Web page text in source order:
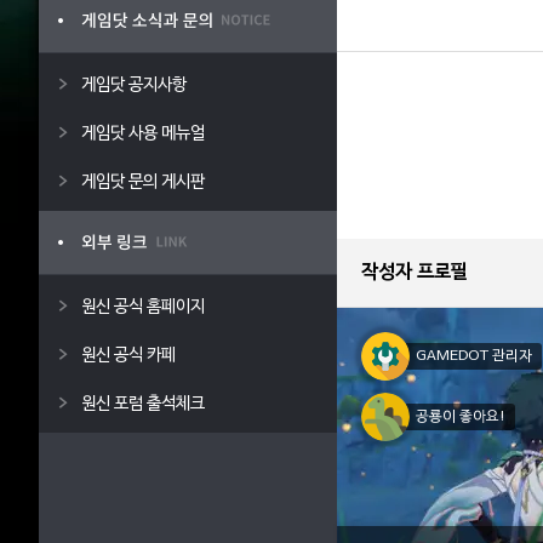
게임닷 공지사항
게임닷 사용 메뉴얼
게임닷 문의 게시판
원신 공식 홈페이지
원신 공식 카페
원신 포럼 출석체크
작성자 프로필
GAMEDOT 관리자
공룡이 좋아요!